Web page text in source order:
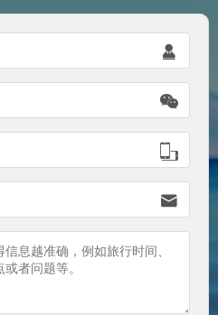



